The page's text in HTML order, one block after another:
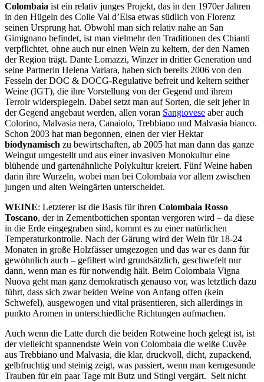
Colombaia ist ein relativ junges Projekt, das in den 1970er Jahren
in den Hügeln des Colle Val d’Elsa etwas südlich von Florenz
seinen Ursprung hat. Obwohl man sich relativ nahe an San
Gimignano befindet, ist man vielmehr den Traditionen des Chianti
verpflichtet, ohne auch nur einen Wein zu keltern, der den Namen
der Region trägt. Dante Lomazzi, Winzer in dritter Generation und
seine Partnerin Helena Variara, haben sich bereits 2006 von den
Fesseln der DOC & DOCG-Regulative befreit und keltern seither
Weine (IGT), die ihre Vorstellung von der Gegend und ihrem
Terroir widerspiegeln. Dabei setzt man auf Sorten, die seit jeher in
der Gegend angebaut werden, allen voran Sangiovese aber auch
Colorino, Malvasia nera, Canaiolo, Trebbiano und Malvasia bianco.
Schon 2003 hat man begonnen, einen der vier Hektar
biodynamisch zu bewirtschaften, ab 2005 hat man dann das ganze
Weingut umgestellt und aus einer invasiven Monokultur eine
blühende und gartenähnliche Polykultur kreiert. Fünf Weine haben
darin ihre Wurzeln, wobei man bei Colombaia vor allem zwischen
jungen und alten Weingärten unterscheidet.
WEINE: Letzterer ist die Basis für ihren Colombaia Rosso
Toscano, der in Zementbottichen spontan vergoren wird – da diese
in die Erde eingegraben sind, kommt es zu einer natürlichen
Temperaturkontrolle. Nach der Gärung wird der Wein für 18-24
Monaten in große Holzfässer umgezogen und das war es dann für
gewöhnlich auch – gefiltert wird grundsätzlich, geschwefelt nur
dann, wenn man es für notwendig hält. Beim Colombaia Vigna
Nuova geht man ganz demokratisch genauso vor, was letztlich dazu
führt, dass sich zwar beiden Weine von Anfang offen (kein
Schwefel), ausgewogen und vital präsentieren, sich allerdings in
punkto Aromen in unterschiedliche Richtungen aufmachen.
Auch wenn die Latte durch die beiden Rotweine hoch gelegt ist, ist
der vielleicht spannendste Wein von Colombaia die weiße Cuvèe
aus Trebbiano und Malvasia, die klar, druckvoll, dicht, zupackend,
gelbfruchtig und steinig zeigt, was passiert, wenn man kerngesunde
Trauben für ein paar Tage mit Butz und Stingl vergärt. Seit nicht